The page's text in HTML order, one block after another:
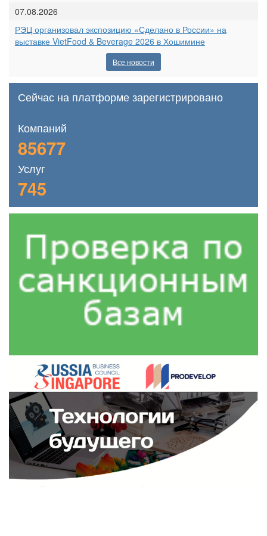
07.08.2026
РЭЦ организовал экспозицию «Сделано в России» на
выставке VietFood & Beverage 2026 в Хошимине
Все новости
Сейчас на платформе зарегистрировано
Компаний
85677
Услуг
745